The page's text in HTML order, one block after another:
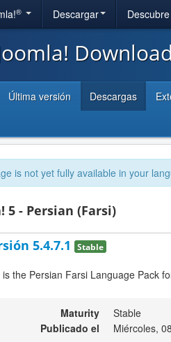
® Descargar
Última versión Descargas
is not yet fully available in your
5 - Persian (Farsi)
5.4.7.1 Stable
is the Persian Farsi Language Pack
Maturity
Stable
Publicado el
Miércoles,